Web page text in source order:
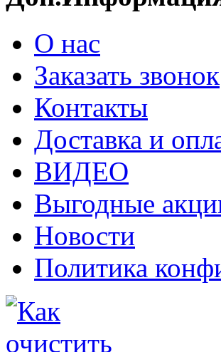
О нас
Заказать звонок
Контакты
Доставка и
ВИДЕО
Выгодные
Новости
Политика